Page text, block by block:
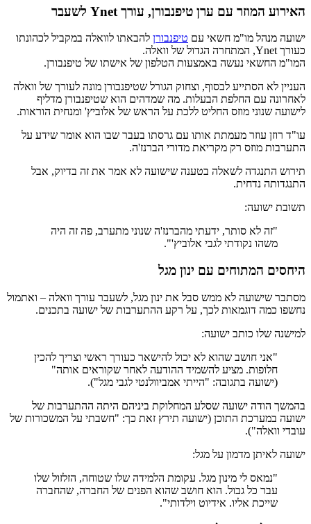
האירוע המוזר עם ערן טיפנבורן, עורך Ynet לשעבר
ישועה מנהל מו"מ חשאי עם טיפנבורן להבאתו לוואלה במקביל לכהונתו
כעורך Ynet, המתחרה הגדול של וואלה.
המו"מ החשאי נעשה באמצעות הטלפון של אישתו של טיפנבורן.
העניין לא הסתייע לבסוף, וצחוק הגורל שטיפנבורן מונה לעורך של וואלה
לאחרונה עם החלפת הבעלות. מה שמדהים הוא שטיפנבורן מדליף
לישועה שנוני מוזס החליט ללכת על הראש של אלוביץ' ומנחית הוראות.
עו"ד רוזן עוזר מעמתת אותו עם גרסתו בעבר שבו הוא אומר שידע על
התערבות מוזס רק מקריאת מדורי הברנז'ה.
תירוש התנגדה לשאלה בטענה שישועה לא אמר את זה בדיוק, אבל
התנגדותה נדחית.
תשובת ישועה:
"זה לא סותר, ידעתי מהברנז'ה שנוני מתערב, פה זה היה
משהו נקודתי לגבי אלוביץ'".
היחסים המתוחים עם ינון מגל
מסתבר שישועה לא ממש סבל את ינון מגל, לשעבר עורך וואלה – ואתמול
נחשפו כמה דוגמאות לכך, על רקע ההתערבות של ישועה בתכנים.
למישנה שלו כותב ישועה:
"אני חושב שהוא לא יכול להישאר כעורך ראשי וצריך להכין
חלופות. מציע להשמיד ההודעה לאחר שקוראים אותה"
(ישועה בתגובה: "הייתי אמביוולנטי לגבי מגל").
בהמשך הודה ישועה שסלע המחלוקת ביניהם היתה ההתערבות של
ישועה במערכת התוכן (ישועה תירץ זאת כך: "חשבתי על המשכורות של
עובדי וואלה").
ישועה לאיתן מדמון על מגל:
"נמאס לי מינון מגל. עקומת הלמידה שלו שטוחה, הזלזול שלו
עבר כל גבול. הוא חושב שהוא הפנים של החברה, שהחברה
שייכת אליו. אידיוט וילדותי".